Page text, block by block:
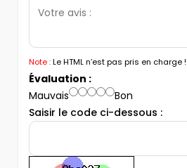
Note :Le HTML n’est pas pris en charge !
Évaluation :
Mauvais
Bon
Saisir le code ci-dessous :